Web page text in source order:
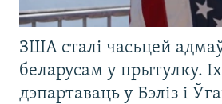
ЗША сталі часьцей
беларусам у прытулку.
дэпартаваць у Бэліз і